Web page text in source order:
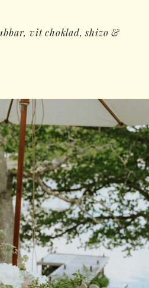
vit choklad, shizo &